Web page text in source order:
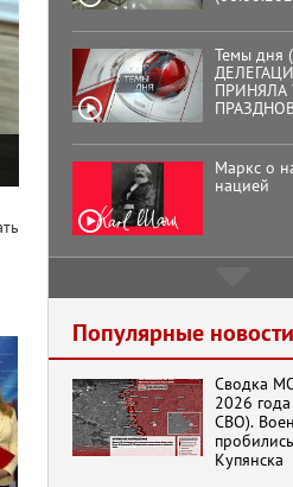
Темы дня
ПРИНЯЛА
ТРЕТЬЕЙ ГОДОВЩИНЫ
ОТ
Маркс о
нацией
Хук слева:
Популярные новости
Сводка
2026
СВО).
Купянска